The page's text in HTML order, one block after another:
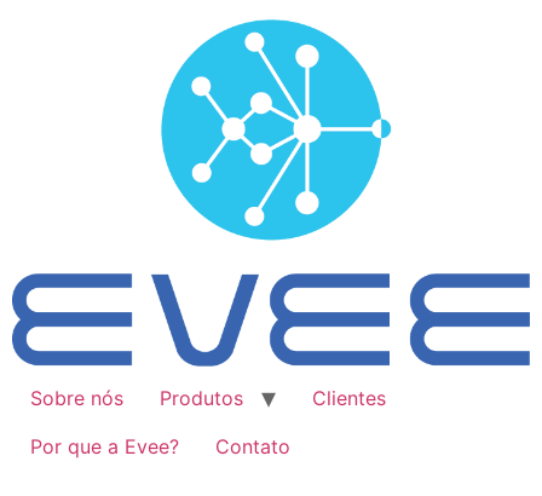
Sobre nós Produtos
Clientes
Por que a Evee?
Contato